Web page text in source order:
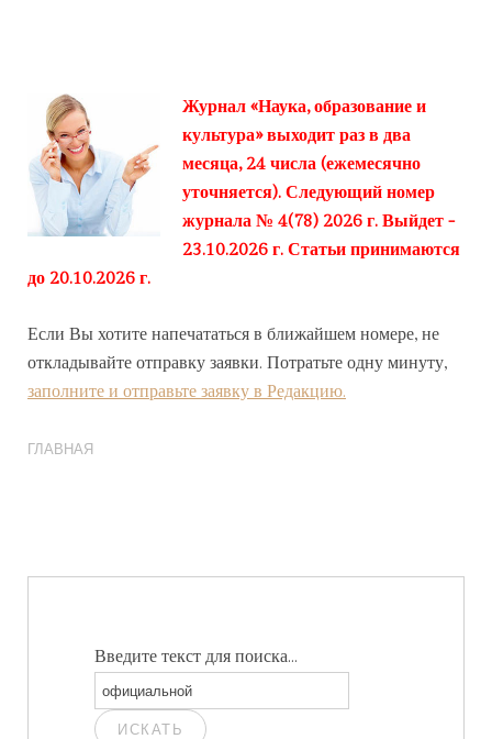
Журнал «Наука, образование и
культура» выходит раз в два
месяца, 24 числа (ежемесячно
уточняется). Следующий номер
журнала № 4(78) 2026 г. Выйдет -
23.10.2026 г. Статьи принимаются
до 20.10.2026 г.
Если Вы хотите напечататься в ближайшем номере, не
откладывайте отправку заявки. Потратьте одну минуту,
заполните и отправьте заявку в Редакцию.
ГЛАВНАЯ
Введите текст для поиска...
ИСКАТЬ